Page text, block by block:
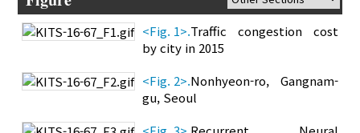
<Fig. 1>.Traffic congestion cost
by city in 2015
<Fig. 2>.Nonhyeon-ro, Gangnam-
gu, Seoul